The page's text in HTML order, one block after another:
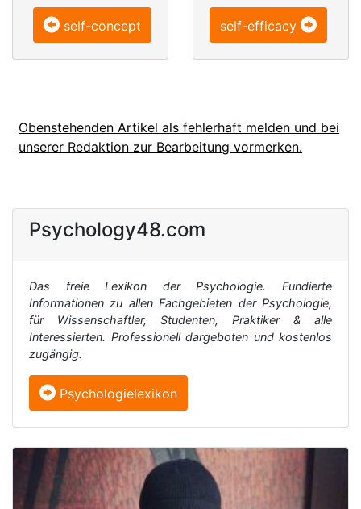
self-concept self-efficacy
Obenstehenden Artikel als fehlerhaft melden und bei
unserer Redaktion zur Bearbeitung vormerken.
Psychology48.com
Das freie Lexikon der Psychologie. Fundierte
Informationen zu allen Fachgebieten der Psychologie,
für Wissenschaftler, Studenten, Praktiker & alle
Interessierten. Professionell dargeboten und kostenlos
zugängig.
Psychologielexikon